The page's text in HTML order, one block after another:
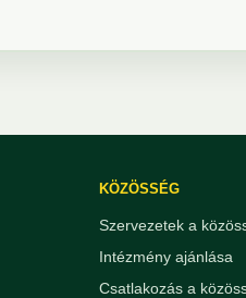
KÖZÖSSÉG
Szervezetek a
Intézmény ajánlása
Csatlakozás a